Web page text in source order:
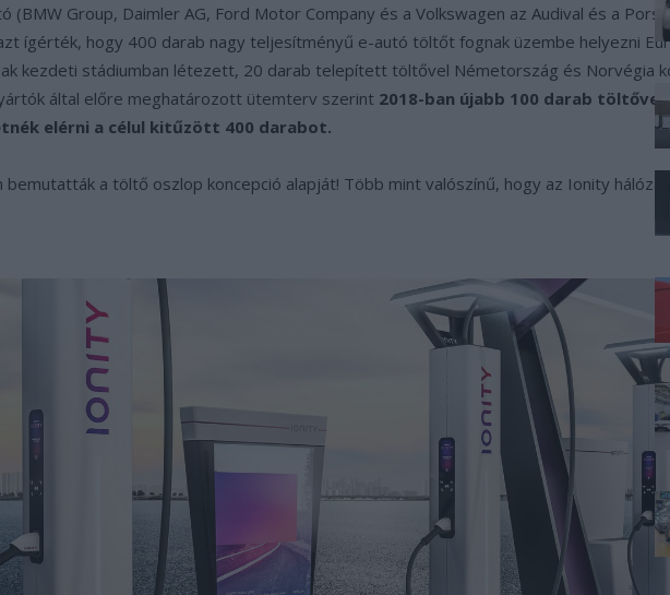
(BMW Group, Daimler AG, Ford Motor Company és a Volkswagen az Audival és a
ígérték, hogy 400 darab nagy teljesítményű e-autó töltőt fognak üzembe helyezni
kezdeti stádiumban létezett, 20 darab telepített töltővel Németország és Norvégia
által előre meghatározott ütemterv szerint 2018-ban újabb 100 darab
elérni a célul kitűzött 400 darabot.
bemutatták a töltő oszlop koncepció alapját! Több mint valószínű, hogy az Ionity